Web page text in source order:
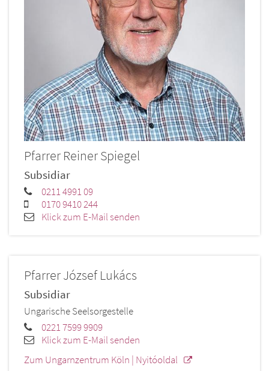
Pfarrer ReinerSpiegel
Subsidiar
0211 4991 09
0170 9410 244
Klick zum E-Mail senden
PfarrerJózsefLukács
Subsidiar
Ungarische Seelsorgestelle
0221 7599 9909
Klick zum E-Mail senden
Zum Ungarnzentrum Köln | Nyitóoldal